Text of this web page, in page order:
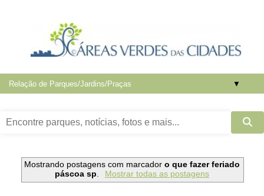
▼
Mostrando postagens com marcador o que fazer feriado
páscoa sp. Mostrar todas as postagens